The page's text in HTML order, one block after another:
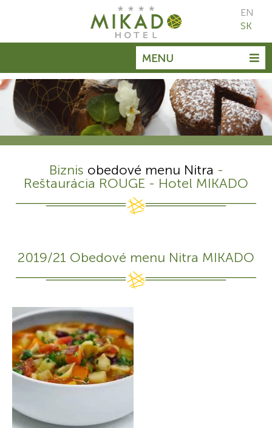
MENU
EN
SK
Biznis obedové menu Nitra -
Reštaurácia ROUGE - Hotel MIKADO
2019/21 Obedové menu Nitra MIKADO